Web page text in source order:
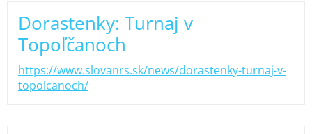
Dorastenky: Turnaj v
Topoľčanoch
https://www.slovanrs.sk/news/dorastenky-turnaj-v-
topolcanoch/